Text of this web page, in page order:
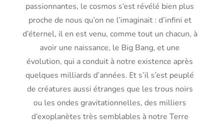
passionnantes, le cosmos s’est révélé bien plus
proche de nous qu’on ne l’imaginait : d’infini et
d’éternel, il en est venu, comme tout un chacun, à
avoir une naissance, le Big Bang, et une
évolution, qui a conduit à notre existence après
quelques milliards d’années. Et s’il s’est peuplé
de créatures aussi étranges que les trous noirs
ou les ondes gravitationnelles, des milliers
d’exoplanètes très semblables à notre Terre